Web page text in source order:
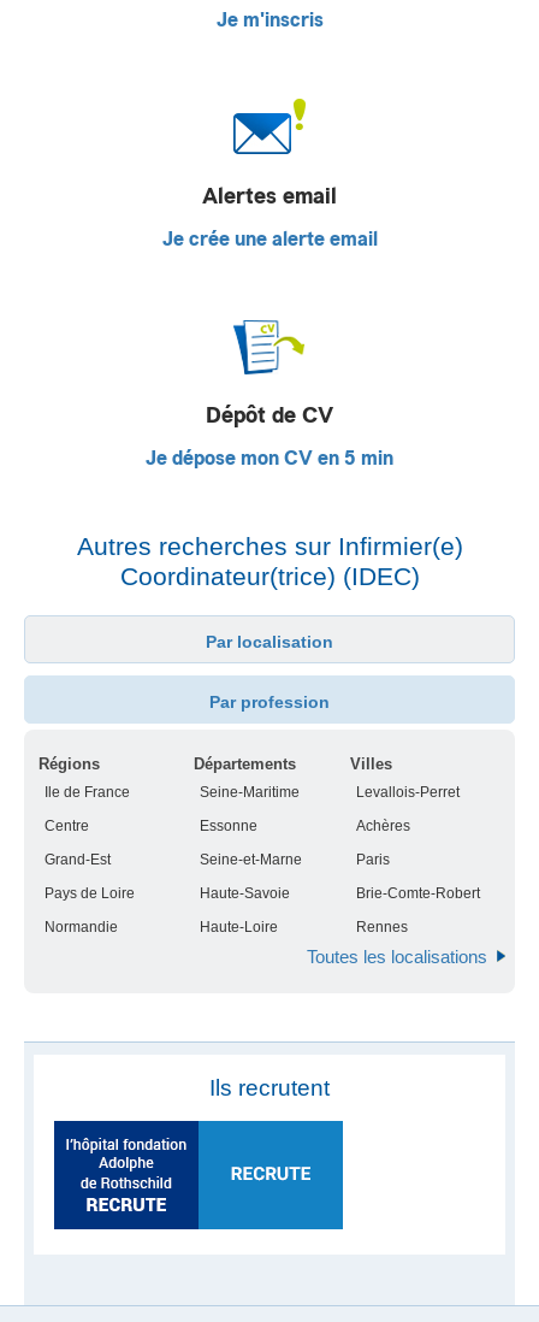
Je m'inscris
Alertes email
Je crée une alerte email
Dépôt de CV
Je dépose mon CV en 5 min
Autres recherches sur Infirmier(e)
Coordinateur(trice) (IDEC)
Par localisation
Par profession
Régions Départements Villes
Ile de France Seine-Maritime
Levallois-Perret
Centre
Essonne
Achères
Grand-Est
Seine-et-Marne
Paris
Pays de Loire
Haute-Savoie
Brie-Comte-Robert
Normandie
Haute-Loire Rennes
Toutes les localisations
Ils recrutent